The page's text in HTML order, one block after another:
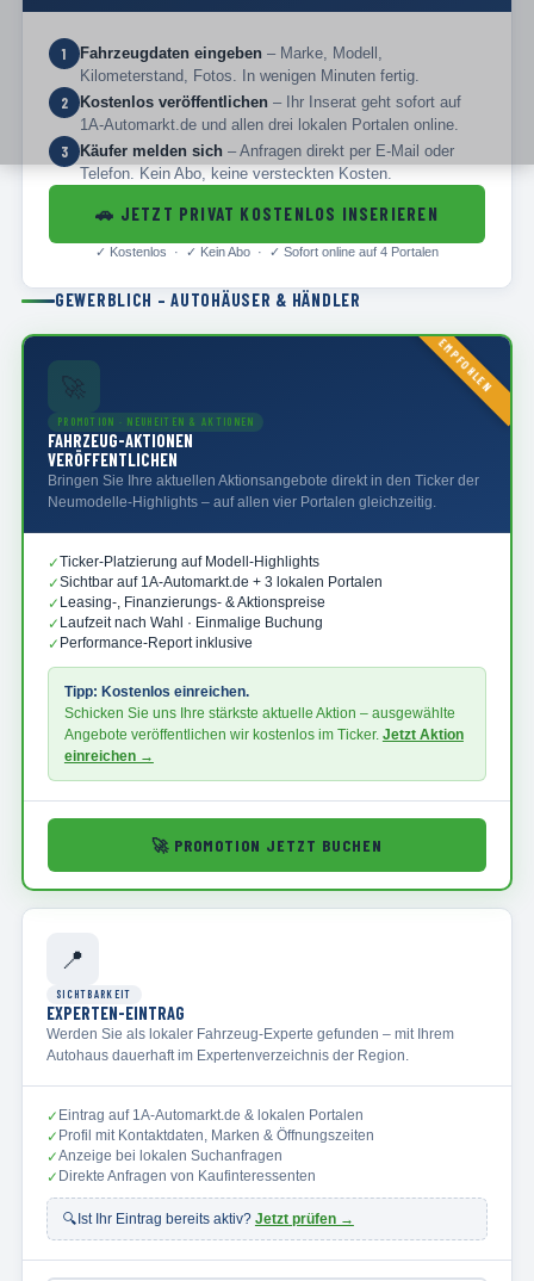
1 Fahrzeugdaten eingeben – Marke, Modell,
Kilometerstand, Fotos. In wenigen Minuten fertig.
2 Kostenlos veröffentlichen – Ihr Inserat geht sofort auf
1A-Automarkt.de und allen drei lokalen Portalen online.
3 Käufer melden sich – Anfragen direkt per E-Mail oder
Telefon. Kein Abo, keine versteckten Kosten.
🚗 JETZT PRIVAT KOSTENLOS INSERIEREN
✓ Kostenlos · ✓ Kein Abo · ✓ Sofort online auf 4 Portalen
GEWERBLICH – AUTOHÄUSER & HÄNDLER
📍
SICHTBARKEIT
EXPERTEN-EINTRAG
Werden Sie als lokaler Fahrzeug-Experte gefunden – mit Ihrem
Autohaus dauerhaft im Expertenverzeichnis der Region.
✓ Eintrag auf 1A-Automarkt.de & lokalen Portalen
✓ Profil mit Kontaktdaten, Marken & Öffnungszeiten
✓Anzeige bei lokalen Suchanfragen
✓ Direkte Anfragen von Kaufinteressenten
🔍 Ist Ihr Eintrag bereits aktiv? Jetzt prüfen →
EMPFOHLEN
🚀
PROMOTION · NEUHEITEN & AKTIONEN
FAHRZEUG-AKTIONEN
VERÖFFENTLICHEN
Bringen Sie Ihre aktuellen Aktionsangebote direkt in den Ticker der
Neumodelle-Highlights – auf allen vier Portalen gleichzeitig.
✓Ticker-Platzierung auf Modell-Highlights
✓Sichtbar auf 1A-Automarkt.de + 3 lokalen Portalen
✓ Leasing-, Finanzierungs- & Aktionspreise
✓ Laufzeit nach Wahl · Einmalige Buchung
✓ Performance-Report inklusive
Tipp: Kostenlos einreichen.
Schicken Sie uns Ihre stärkste aktuelle Aktion – ausgewählte
Angebote veröffentlichen wir kostenlos im Ticker. Jetzt Aktion
einreichen →
🚀 PROMOTION JETZT BUCHEN